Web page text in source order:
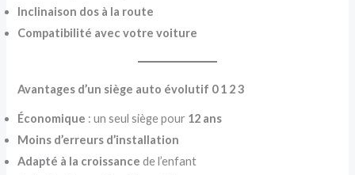
Inclinaison dos à la route
Compatibilité avec votre voiture
Avantages d’un siège auto évolutif 0 1 2 3
Économique : un seul siège pour 12 ans
Moins d’erreurs d’installation
Adapté à la croissance de l’enfant